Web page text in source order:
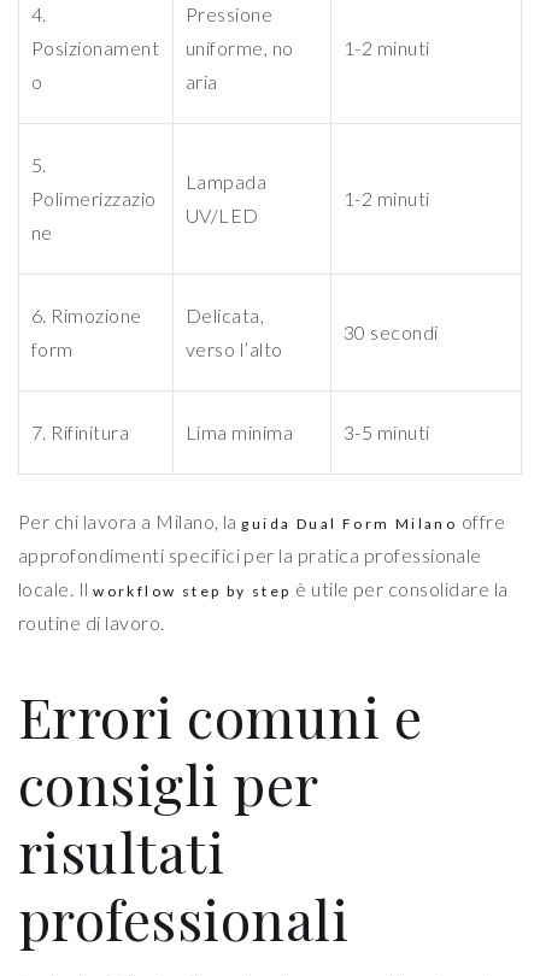
4.
Posizionament
o
Pressione
uniforme, no
aria
1-2 minuti
5.
Polimerizzazio
ne
Lampada
UV/LED
1-2 minuti
6. Rimozione
form
Delicata,
verso l’alto
30 secondi
7. Rifinitura Lima minima 3-5 minuti
Per chi lavora a Milano, la guida Dual Form Milano offre
approfondimenti specifici per la pratica professionale
locale. Ilworkflow step by step è utile per consolidare la
routine di lavoro.
Errori comuni e
consigli per
risultati
professionali